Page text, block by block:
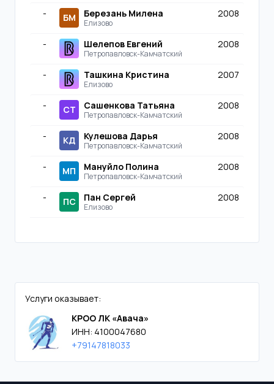
- БМ Березань Милена
Елизово
2008
- Шелепов Евгений
Петропавловск-Камчатский
2008
- Ташкина Кристина
Елизово
2007
- СТ Сашенкова Татьяна
Петропавловск-Камчатский
2008
- КД Кулешова Дарья
Петропавловск-Камчатский
2008
- МП Мануйло Полина
Петропавловск-Камчатский
2008
- ПС Пан Сергей
Елизово
2008
Услуги оказывает:
КРОО ЛК «Авача»
ИНН: 4100047680
+79147818033